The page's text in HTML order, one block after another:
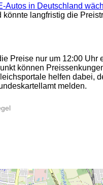
Autos in Deutschland
langfristig die
Preise nur um 12:00
können
helfen dabei,
melden.